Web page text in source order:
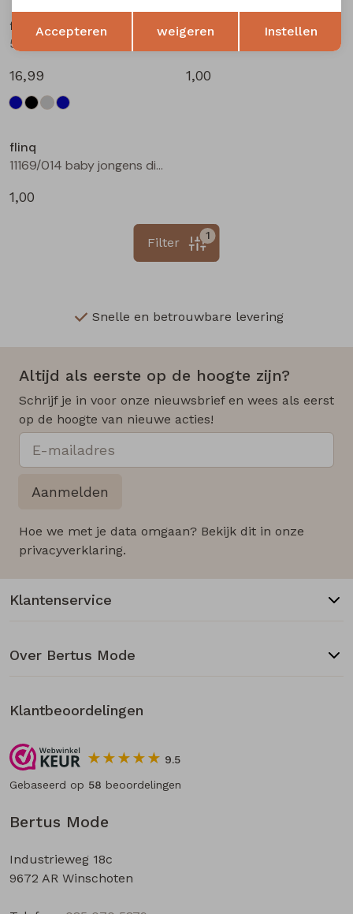
flinq
16,99
flinq
1,00
flinq
11169/014 baby jongens diversen bleu
1,00
1
Filter
Snelle en betrouwbare levering
Altijd als eerste op de hoogte zijn?
Schrijf je in voor onze nieuwsbrief en wees als eerst
op de hoogte van nieuwe acties!
Aanmelden
Hoe we met je data omgaan? Bekijk dit in onze
privacyverklaring.
Bertus Mode
Industrieweg 18c
9672 AR Winschoten
Klantenservice
Over Bertus Mode
Klantbeoordelingen
9.5
Gebaseerd op 58 beoordelingen
Terug Opslaan
Accepteren weigeren Instellen